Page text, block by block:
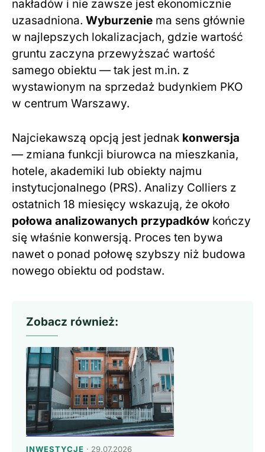
nakładów i nie zawsze jest ekonomicznie
uzasadniona. Wyburzenie ma sens głównie
w najlepszych lokalizacjach, gdzie wartość
gruntu zaczyna przewyższać wartość
samego obiektu — tak jest m.in. z
wystawionym na sprzedaż budynkiem PKO
w centrum Warszawy.
Najciekawszą opcją jest jednak konwersja
— zmiana funkcji biurowca na mieszkania,
hotele, akademiki lub obiekty najmu
instytucjonalnego (PRS). Analizy Colliers z
ostatnich 18 miesięcy wskazują, że około
połowa analizowanych przypadków kończy
się właśnie konwersją. Proces ten bywa
nawet o ponad połowę szybszy niż budowa
nowego obiektu od podstaw.
Zobacz również:
INWESTYCJE · 29.07.2026